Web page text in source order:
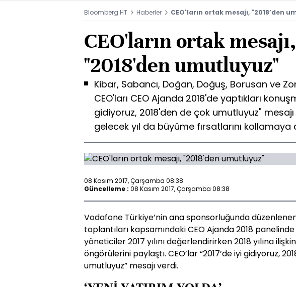
Bloomberg HT Haberler CEO'ların ortak mesajı, "2018’den
CEO'ların ortak mesajı,
"2018'den umutluyuz"
Kibar, Sabancı, Doğan, Doğuş, Borusan ve
CEO'ları CEO Ajanda 2018'de yaptıkları
gidiyoruz, 2018'den de çok umutluyuz" mesajı
gelecek yıl da büyüme fırsatlarını
08 Kasım 2017, Çarşamba 08:38
Güncelleme : 08 Kasım 2017, Çarşamba 08:38
Vodafone Türkiye’nin ana sponsorluğunda
toplantıları kapsamındaki CEO Ajanda 2018
yöneticiler 2017 yılını değerlendirirken 2018 yılına
öngörülerini paylaştı. CEO’lar “2017’de iyi gidiyoruz,
umutluyuz” mesajı verdi.